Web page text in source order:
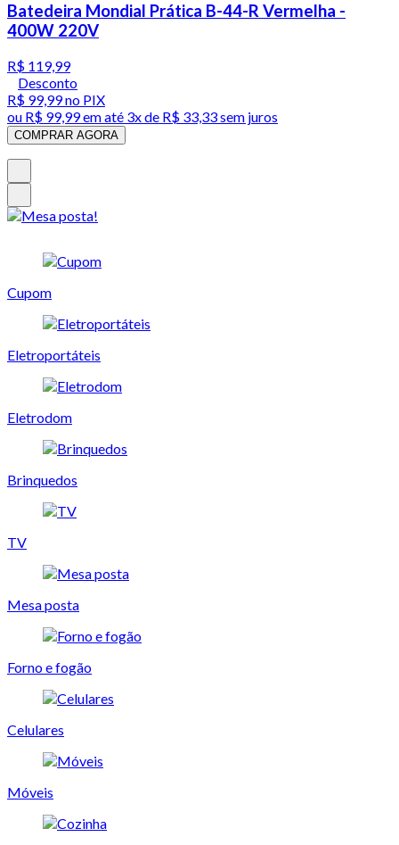
Batedeira Mondial Prática B-44-R Vermelha -
400W 220V
R$ 119,99
Desconto
R$ 99,99no PIX
ou R$ 99,99em até 3x de R$ 33,33 sem juros
COMPRAR AGORA
Cupom
Eletroportáteis
Eletrodom
Brinquedos
TV
Mesa posta
Forno e fogão
Celulares
Móveis